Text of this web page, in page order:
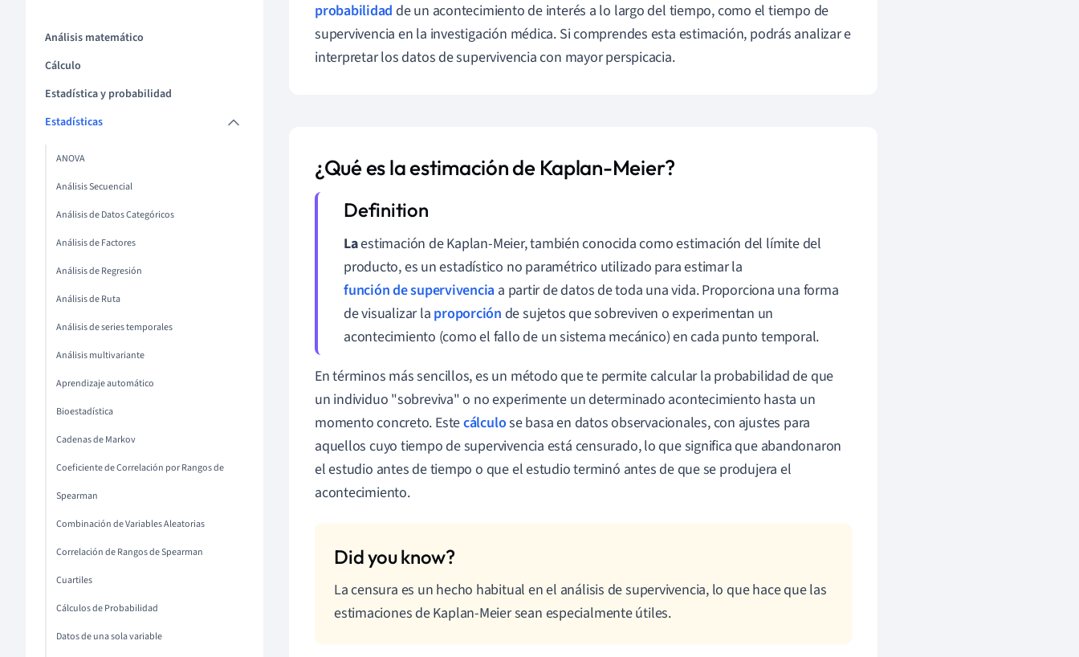
Análisis matemático
Cálculo
Estadística y probabilidad
Estadísticas
ANOVA
Análisis Secuencial
Análisis de Datos Categóricos
Análisis de Factores
Análisis de Regresión
Análisis de Ruta
Análisis de series temporales
Análisis multivariante
Aprendizaje automático
Bioestadística
Cadenas de Markov
Coeficiente de Correlación por Rangos de
Spearman
Combinación de Variables Aleatorias
Correlación de Rangos de Spearman
Cuartiles
Cálculos de Probabilidad
Datos de una sola variable
probabilidad de un acontecimiento de interés a lo largo del tiempo, como el tiempo de
supervivencia en la investigación médica. Si comprendes esta estimación, podrás analizar e
interpretar los datos de supervivencia con mayor perspicacia.
¿Qué es la estimación de Kaplan-Meier?
Laestimación de Kaplan-Meier, también conocida como estimación del límite del
producto, es un estadístico no paramétrico utilizado para estimar la
función de supervivencia a partir de datos de toda una vida. Proporciona una forma
de visualizar la proporción de sujetos que sobreviven o experimentan un
acontecimiento (como el fallo de un sistema mecánico) en cada punto temporal.
En términos más sencillos, es un método que te permite calcular la probabilidad de que
un individuo "sobreviva" o no experimente un determinado acontecimiento hasta un
momento concreto. Estecálculose basa en datos observacionales, con ajustes para
aquellos cuyo tiempo de supervivencia está censurado, lo que significa que abandonaron
el estudio antes de tiempo o que el estudio terminó antes de que se produjera el
acontecimiento.
La censura es un hecho habitual en el análisis de supervivencia, lo que hace que las
estimaciones de Kaplan-Meier sean especialmente útiles.